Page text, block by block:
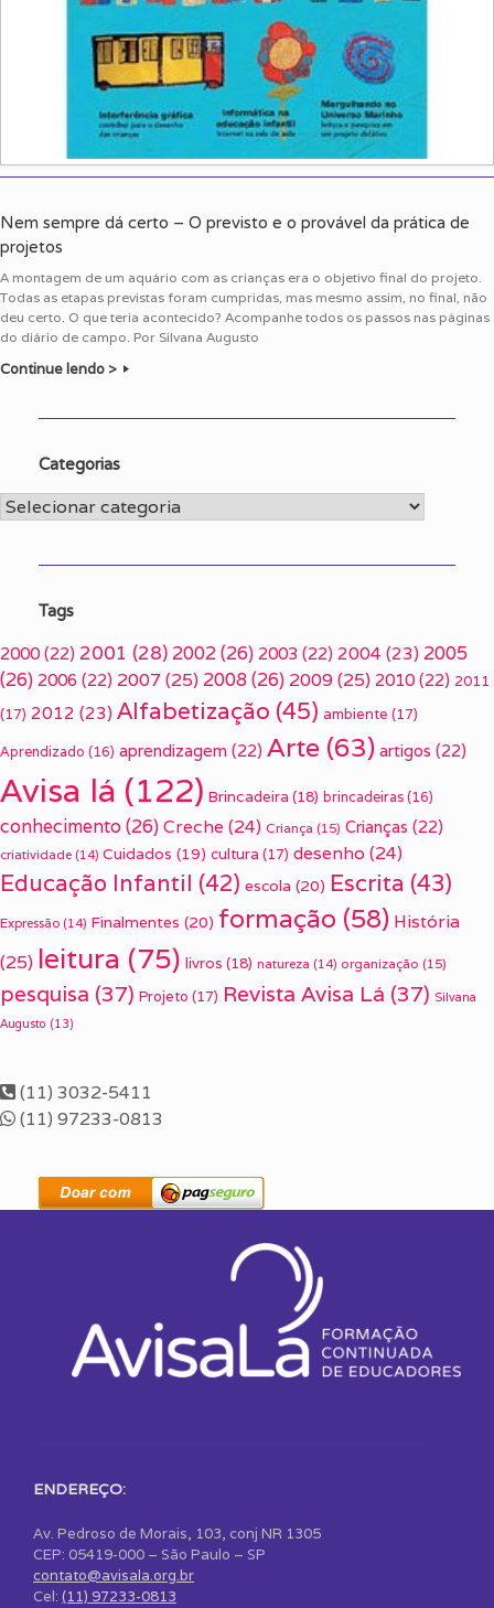
Nem sempre dá certo – O previsto e o provável da prática de
projetos
A montagem de um aquário com as crianças era o objetivo final do projeto.
Todas as etapas previstas foram cumpridas, mas mesmo assim, no final, não
deu certo. O que teria acontecido? Acompanhe todos os passos nas páginas
do diário de campo. Por Silvana Augusto
Continue lendo >
Categorias
Categorias
Tags
2000 (22) 2001 (28) 2002(26) 2003 (22) 2004 (23) 2005
(26) 2006 (22) 2007 (25) 2008(26) 2009(25) 2010 (22) 2011
(17) 2012 (23) Alfabetização (45) ambiente (17)
Aprendizado (16) aprendizagem (22) Arte (63) artigos (22)
Avisa lá (122) Brincadeira (18) brincadeiras (16)
conhecimento(26) Creche (24) Criança (15) Crianças (22)
criatividade (14) Cuidados (19) cultura (17) desenho (24)
Educação Infantil (42) escola (20) Escrita (43)
Expressão (14) Finalmentes (20) formação (58) História
(25) leitura (75) livros (18) natureza (14) organização (15)
pesquisa (37) Projeto (17) Revista Avisa Lá (37) Silvana
Augusto (13)
(11) 3032-5411
(11) 97233-0813
ENDEREÇO:
Av. Pedroso de Morais, 103, conj NR 1305
CEP: 05419-000 – São Paulo – SP
contato@avisala.org.br
Cel: (11) 97233-0813